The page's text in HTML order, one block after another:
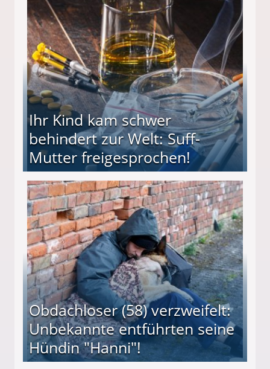
(34) in den finanziellen Ruin!
Ihr Kind kam schwer
behindert zur Welt: Suff-
Mutter freigesprochen!
Mutter freigesprochen!
Obdachloser (58) verzweifelt:
Unbekannte entführten seine
Hündin "Hanni"!